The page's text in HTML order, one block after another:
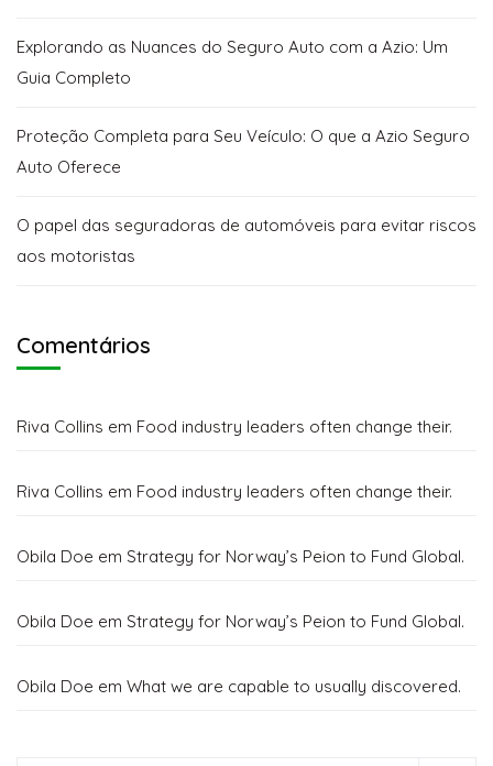
Explorando as Nuances do Seguro Auto com a Azio: Um
Guia Completo
Proteção Completa para Seu Veículo: O que a Azio Seguro
Auto Oferece
O papel das seguradoras de automóveis para evitar riscos
aos motoristas
Comentários
Riva Collins em Food industry leaders often change their.
Riva Collins em Food industry leaders often change their.
Obila Doe em Strategy for Norway’s Peion to Fund Global.
Obila Doe em Strategy for Norway’s Peion to Fund Global.
Obila Doe em What we are capable to usually discovered.